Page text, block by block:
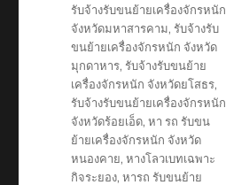
รับจ้างรับขนย้ายเครื่องจักรหนัก
จังหวัดมหาสารคาม,รับจ้างรับ
ขนย้ายเครื่องจักรหนัก จังหวัด
มุกดาหาร,รับจ้างรับขนย้าย
เครื่องจักรหนัก จังหวัดยโสธร,
รับจ้างรับขนย้ายเครื่องจักรหนัก
จังหวัดร้อยเอ็ด,หา รถ รับขน
ย้ายเครื่องจักรหนัก จังหวัด
หนองคาย,หางโลวเบทเฉพาะ
กิจระยอง,หารถ รับขนย้าย